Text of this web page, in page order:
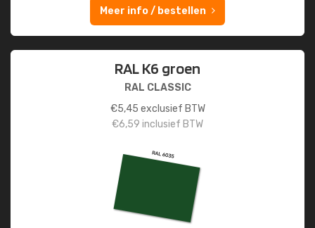
Meer info / bestellen
RAL K6 groen
RAL CLASSIC
€5,45 exclusief BTW
€6,59 inclusief BTW